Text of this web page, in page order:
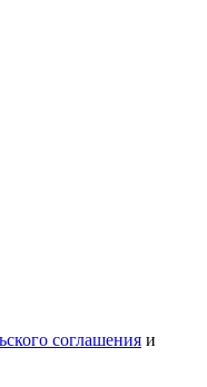
соглашения и